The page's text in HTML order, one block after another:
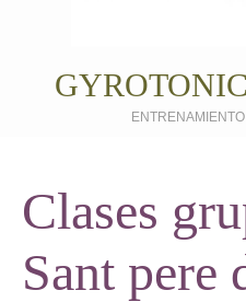
Clases
Sant pere